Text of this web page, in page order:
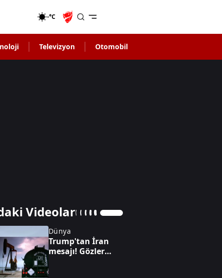
-°C
Televizyon Otomobil
Videolar
Dünya
Trump'tan İran
mesajı! Gözler